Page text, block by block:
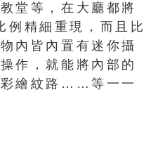
堂等，在大廳都將
精細重現，而且比
內皆內置有迷你攝
作，就能將內部的
彩繪紋路……等一一